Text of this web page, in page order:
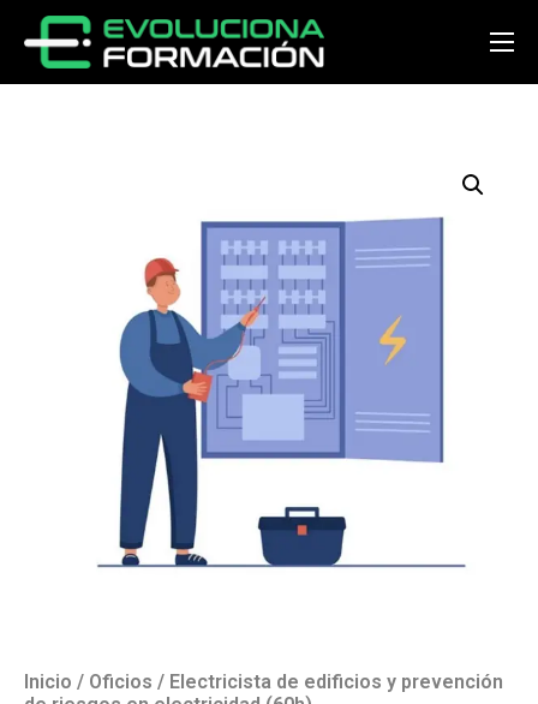
Inicio
Preguntas y respuestas
Contacto
Inicio / Oficios / Electricista de edificios y prevención